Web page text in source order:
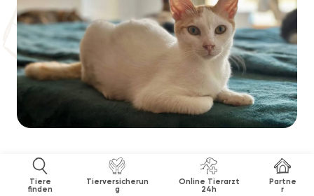
Tiere
finden
Tierversicherun
g
Online Tierarzt
24h
Partne
r